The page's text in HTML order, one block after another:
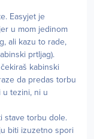
Easyjet je
u mom jedinom
ali kazu to rade,
prtljag).
kabinski
da predas torbu
u tezini, ni u
stave torbu dole.
biti izuzetno spori